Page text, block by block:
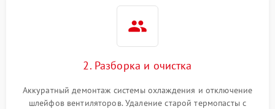
2. Разборка и очистка
Аккуратный демонтаж системы охлаждения и отключение
шлейфов вентиляторов. Удаление старой термопасты с